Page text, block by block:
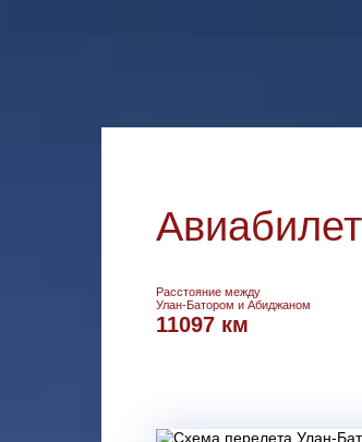
Расстояние между
Улан-Батором и Абиджаном
11097 км